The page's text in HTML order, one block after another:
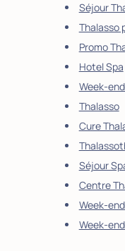
Séjour
Thalasso
Promo
Hotel Spa
Week-
Thalasso
Cure
Séjour
Centre
Week-
Week-